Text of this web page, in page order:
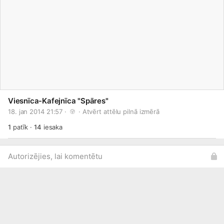
Viesnīca-Kafejnīca "Spāres"
18. jan 2014 21:57 · · Atvērt attēlu pilnā izmērā
1 patīk ·14 iesaka
Autorizējies, lai komentētu